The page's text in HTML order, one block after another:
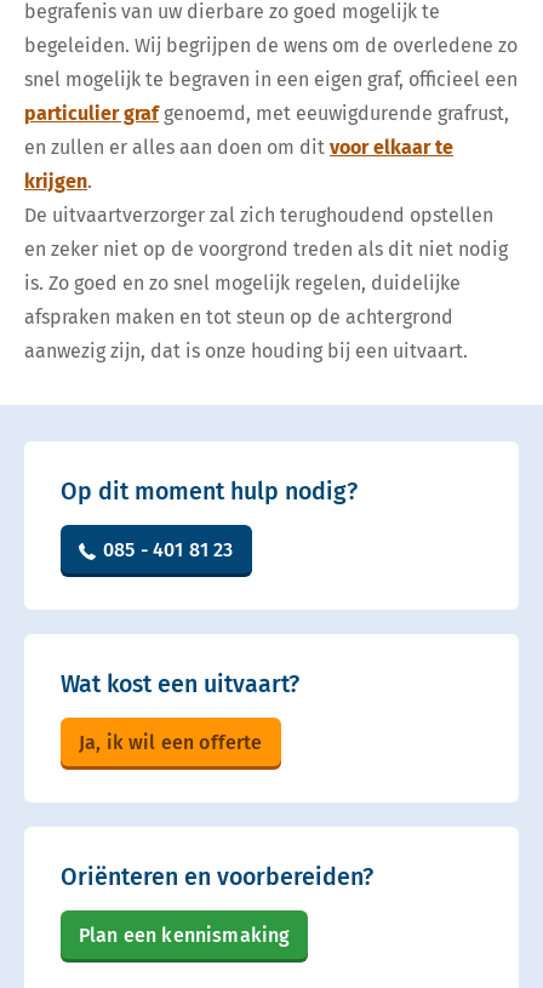
begrafenis van uw dierbare zo goed mogelijk te
begeleiden. Wij begrijpen de wens om de overledene zo
snel mogelijk te begraven in een eigen graf, officieel een
particulier graf genoemd, met eeuwigdurende grafrust,
en zullen er alles aan doen om dit voor elkaar te
krijgen.
De uitvaartverzorger zal zich terughoudend opstellen
en zeker niet op de voorgrond treden als dit niet nodig
is. Zo goed en zo snel mogelijk regelen, duidelijke
afspraken maken en tot steun op de achtergrond
aanwezig zijn, dat is onze houding bij een uitvaart.
Op dit moment hulp nodig?
085 - 401 81 23
Wat kost een uitvaart?
Ja, ik wil een offerte
Oriënteren en voorbereiden?
Plan een kennismaking